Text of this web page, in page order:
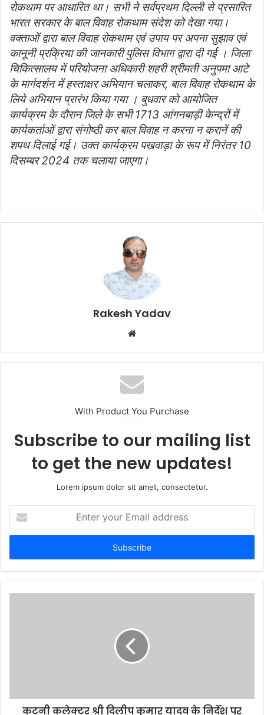
रोकथाम पर आधारित था। सभी ने सर्वप्रथम दिल्ली से प्रसारित
भारत सरकार के बाल विवाह रोकथाम संदेश को देखा गया।
वक्ताओं द्वारा बाल विवाह रोकथाम एवं उपाय पर अपना सुझाव एवं
कानूनी प्रक्रिया की जानकारी पुलिस विभाग द्वारा दी गई । जिला
चिकित्सालय में परियोजना अधिकारी शहरी श्रीमती अनुपमा आटे
के मार्गदर्शन में हस्ताक्षर अभियान चलाकर, बाल विवाह रोकथाम के
लिये अभियान प्रारंभ किया गया । बुधवार को आयोजित
कार्यक्रम के दौरान जिले के सभी 1713 आंगनबाड़ी केन्द्रों में
कार्यकर्ताओं द्वारा संगोष्ठी कर बाल विवाह न करना न करानें की
शपथ दिलाई गई। उक्त कार्यक्रम पखवाड़ा के रूप में निरंतर 10
दिसम्बर 2024 तक चलाया जाएगा।
Rakesh Yadav
b
s
i
e
With Product You Purchase
Subscribe to our mailing list
to get the new updates!
Lorem ipsum dolor sit amet, consectetur.
t
r
y
कटनी कलेक्टर श्री दिलीप कुमार यादव के निर्देश पर